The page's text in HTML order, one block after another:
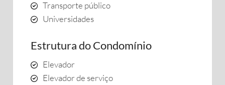
Transporte público
Universidades
Estrutura do Condomínio
Elevador
Elevador de serviço